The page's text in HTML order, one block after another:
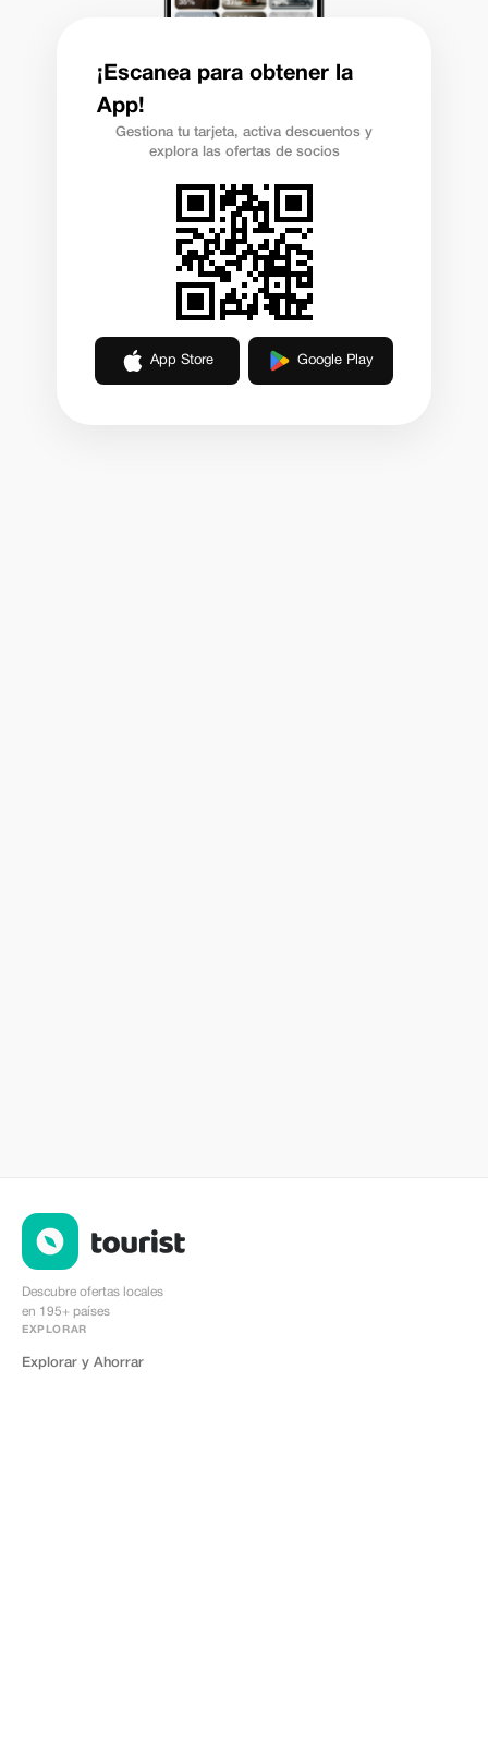
¡Escanea para obtener la
App!
Gestiona tu tarjeta, activa descuentos y
explora las ofertas de socios
App Store Google Play
Descubre ofertas locales
en 195+ países
EXPLORAR
Explorar y Ahorrar